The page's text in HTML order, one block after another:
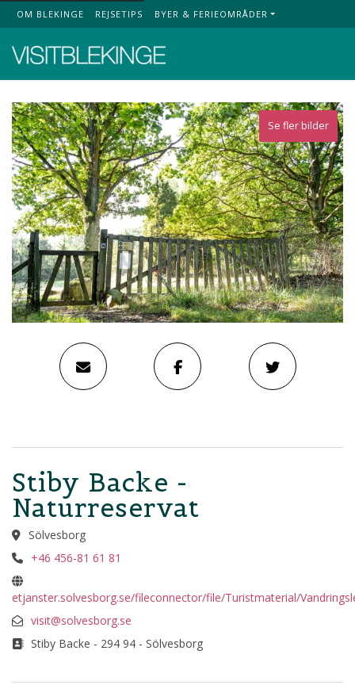
Top Menu
OM BLEKINGE REJSETIPS BYER & FERIEOMRÅDER
Se fler bilder
Stiby Backe -
Naturreservat
Sölvesborg
+46 456-81 61 81
etjanster.solvesborg.se/fileconnector/file/Turistmaterial/
visit@solvesborg.se
Stiby Backe - 294 94 - Sölvesborg